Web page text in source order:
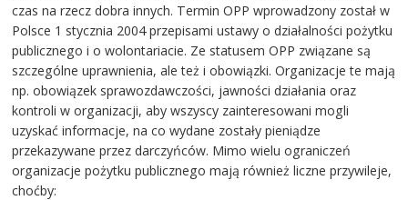
czas na rzecz dobra innych. Termin OPP wprowadzony został w
Polsce 1 stycznia 2004 przepisami ustawy o działalności pożytku
publicznego i o wolontariacie. Ze statusem OPP związane są
szczególne uprawnienia, ale też i obowiązki. Organizacje te mają
np. obowiązek sprawozdawczości, jawności działania oraz
kontroli w organizacji, aby wszyscy zainteresowani mogli
uzyskać informacje, na co wydane zostały pieniądze
przekazywane przez darczyńców. Mimo wielu ograniczeń
organizacje pożytku publicznego mają również liczne przywileje,
choćby: